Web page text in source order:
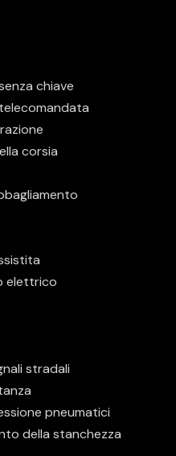
chiave
corsia
elettrico
stradali
pneumatici
della stanchezza